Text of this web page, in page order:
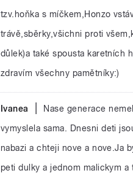
tzv.hoňka s míčkem,Honzo
trávě,sběrky,všichni proti
důlek)a také spousta karetních
zdravím všechny pamětníky:)
Ivanea
Nase generace
vymyslela sama. Dnesni deti
nabazi a chteji nove a nove.Ja
peti dulky a jednom malickym